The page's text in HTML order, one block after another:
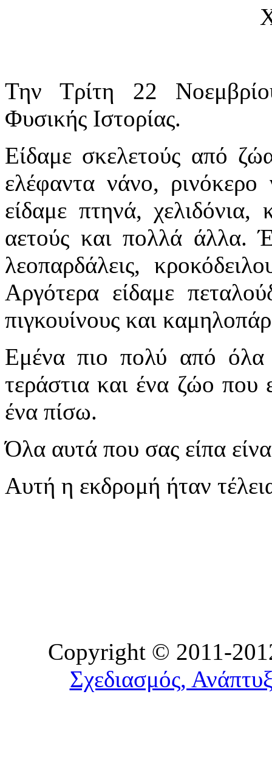
Την Τρίτη 22
Φυσικής Ιστορίας.
Είδαμε σκελετούς από
ελέφαντα νάνο,
είδαμε πτηνά, χελιδόνια,
αετούς και πολλά άλλα.
λεοπαρδάλεις,
Αργότερα είδαμε
πιγκουίνους και
Εμένα πιο πολύ από
τεράστια και ένα ζώο που
ένα πίσω.
Όλα αυτά που σας είπα
Αυτή η εκδρομή ήταν
Copyright © 2011-
Σχεδιασμός,